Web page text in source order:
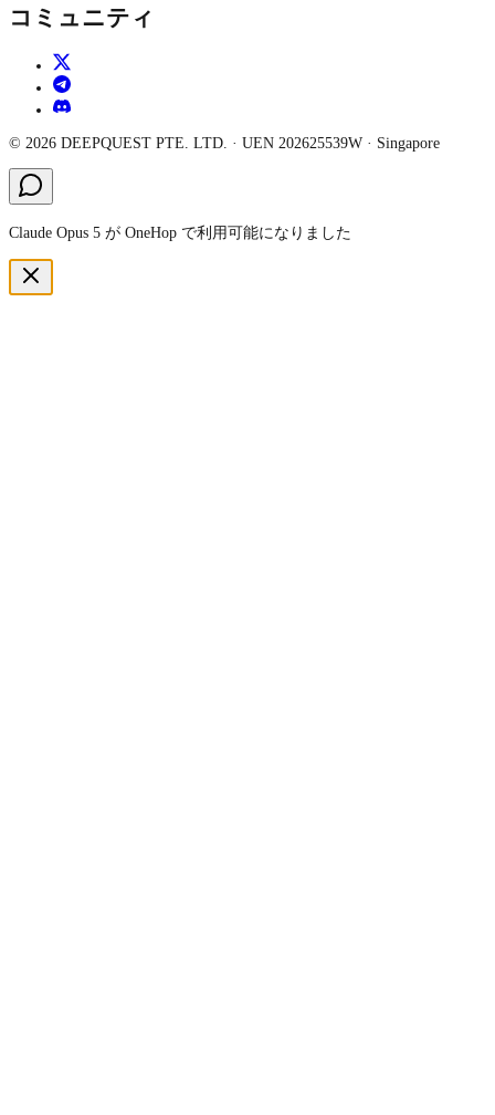
コミュニティ
© 2026 DEEPQUEST PTE. LTD. · UEN 202625539W · Singapore
Claude Opus 5 が OneHop で利用可能になりました